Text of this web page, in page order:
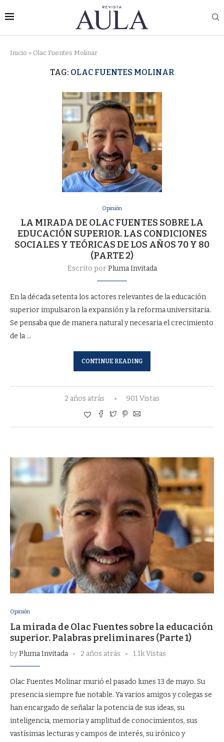
Inicio » Olac Fuentes Molinar
TAG: OLAC FUENTES MOLINAR
Opinión
LA MIRADA DE OLAC FUENTES SOBRE LA
EDUCACIÓN SUPERIOR. LAS CONDICIONES
SOCIALES Y TEÓRICAS DE LOS AÑOS 70 Y 80
(PARTE 2)
Escrito porPluma Invitada
En la década setenta los actores relevantes de la educación
superior impulsaron la expansión y la reforma universitaria.
Se pensaba que de manera natural y necesaria el crecimiento
de la …
CONTINUE READING
2 años atrás 901 Vistas
Opinión
La mirada de Olac Fuentes sobre la educación
superior. Palabras preliminares (Parte 1)
byPluma Invitada 2 años atrás 1.1k Vistas
Olac Fuentes Molinar murió el pasado lunes 13 de mayo. Su
presencia siempre fue notable. Ya varios amigos y colegas se
han encargado de señalar la potencia de sus ideas, su
inteligencia, memoria y amplitud de conocimientos, sus
vastísimas lecturas y campos de interés, su irónico y